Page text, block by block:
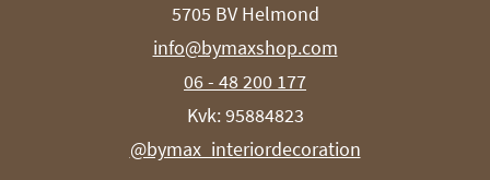
5705 BV Helmond
info@bymaxshop.com
06 - 48 200 177
Kvk: 95884823
@bymax_interiordecoration